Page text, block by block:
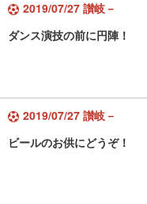
2019/07/27 讃岐－
ダンス演技の前に円陣！
2019/07/27 讃岐－
ビールのお供にどうぞ！